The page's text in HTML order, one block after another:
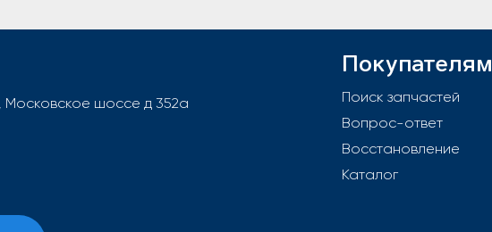
Московское шоссе д 352а
Покупателям
Поиск запчастей
Вопрос-ответ
Восстановление
Каталог